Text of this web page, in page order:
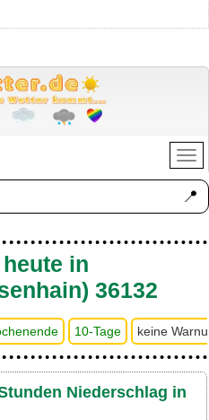
📍
in
36132
10-Tage keine
Niederschlag in